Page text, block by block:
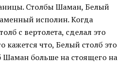
Столбы Шаман, Белый
исполин. Когда
с вертолета, сделал это
кажется что, Белый столб это
Шаман больше на стоящего на